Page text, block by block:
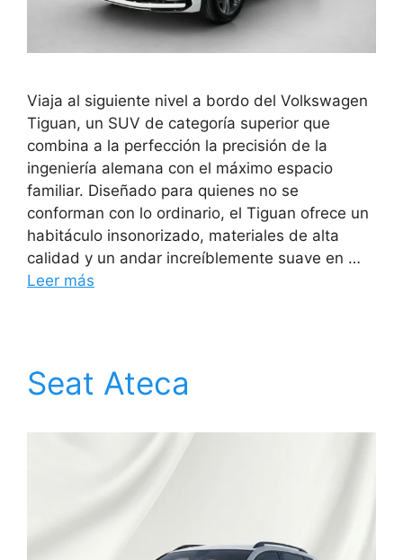
Viaja al siguiente nivel a bordo del Volkswagen
Tiguan, un SUV de categoría superior que
combina a la perfección la precisión de la
ingeniería alemana con el máximo espacio
familiar. Diseñado para quienes no se
conforman con lo ordinario, el Tiguan ofrece un
habitáculo insonorizado, materiales de alta
calidad y un andar increíblemente suave en …
Leer más
Seat Ateca